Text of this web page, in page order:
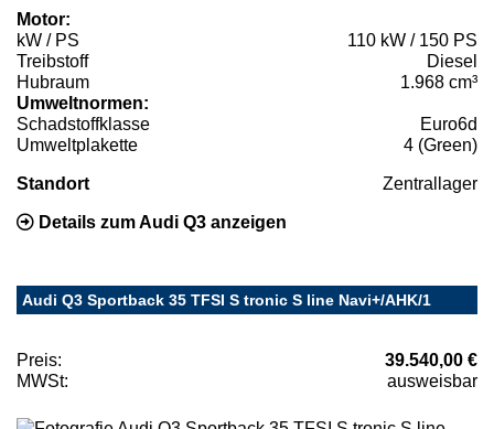
Motor:
kW / PS
110 kW / 150 PS
Treibstoff
Diesel
Hubraum
1.968 cm³
Umweltnormen:
Schadstoffklasse
Euro6d
Umweltplakette
4 (Green)
Standort Zentrallager
Details zum Audi Q3 anzeigen
Audi Q3 Sportback 35 TFSI S tronic S line Navi+/AHK/1
Preis:
39.540,00 €
MWSt:
ausweisbar